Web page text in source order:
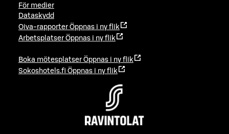
För medier
Dataskydd
Oiva-rapporter Öppnas i ny flik
Arbetsplatser Öppnas i ny flik
Boka mötesplatser Öppnas i ny flik
Sokoshotels.fi Öppnas i ny flik